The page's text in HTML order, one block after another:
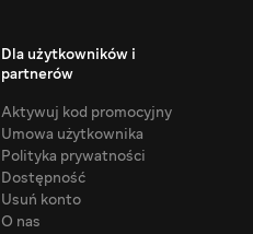
Dla użytkowników i
partnerów
Aktywuj kod promocyjny
Umowa użytkownika
Polityka prywatności
Dostępność
Usuń konto
O nas